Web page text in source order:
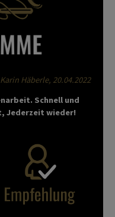
Karin Häberle, 20.04.2022
Schnell und
Jederzeit wieder!